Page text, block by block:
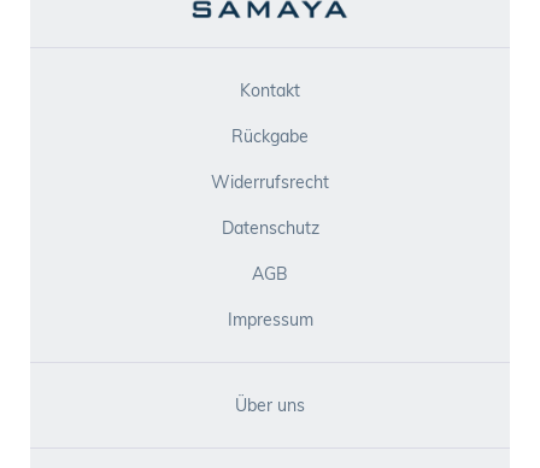
Kontakt
Rückgabe
Widerrufsrecht
Datenschutz
AGB
Impressum
Über uns